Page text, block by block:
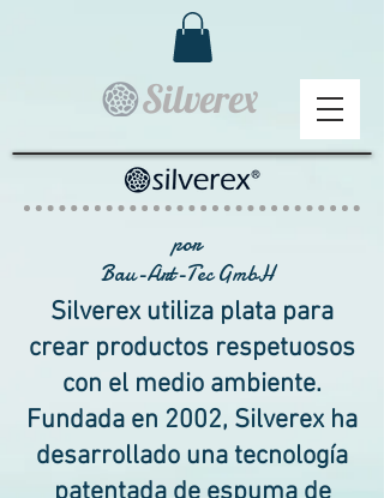
Silverex
por
Bau-Art-Tec GmbH
Silverex utiliza plata para
crear productos respetuosos
con el medio ambiente.
Fundada en 2002, Silverex ha
desarrollado una tecnología